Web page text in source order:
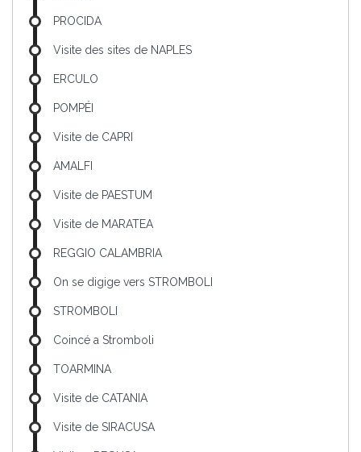
PROCIDA
Visite des sites de NAPLES
ERCULO
POMPÉI
Visite de CAPRI
AMALFI
Visite de PAESTUM
Visite de MARATEA
REGGIO CALAMBRIA
On se digige vers STROMBOLI
STROMBOLI
Coincé a Stromboli
TOARMINA
Visite de CATANIA
Visite de SIRACUSA